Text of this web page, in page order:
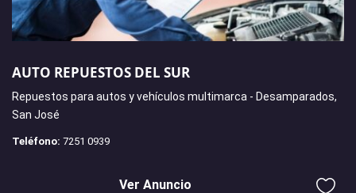
AUTO REPUESTOS DEL SUR
Repuestos para autos y vehículos multimarca - Desamparados,
San José
Teléfono: 7251 0939
Ver Anuncio